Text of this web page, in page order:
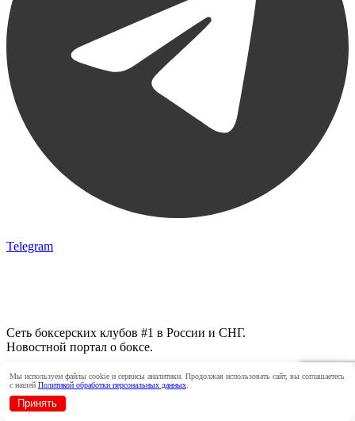
Telegram
Сеть боксерских клубов #1 в России и СНГ.
Новостной портал о боксе.
Search for:
Сеть Клубов
Мы используем файлы cookie и сервисы аналитики. Продолжая использовать сайт, вы соглашаетесь
с нашей Политикой обработки персональных данных
Принять